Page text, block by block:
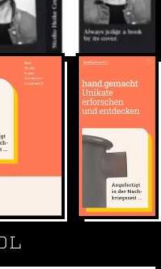
zur
Objekte.